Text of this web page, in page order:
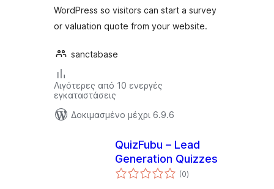
WordPress so visitors can start a survey
or valuation quote from your website.
sanctabase
Λιγότερες από 10 ενεργές
εγκαταστάσεις
Δοκιμασμένο μέχρι 6.9.6
QuizFubu – Lead
Generation Quizzes
(0αξιολογήσεις
σύνολο
)